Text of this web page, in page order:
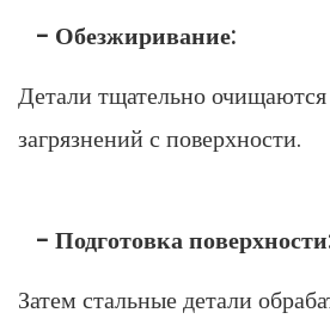
- Обезжиривание:
Детали тщательно
загрязнений с поверхности.
- Подготовка
Затем стальные детали